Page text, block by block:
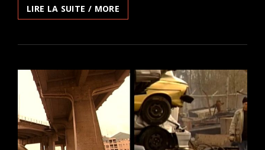
LIRE LA SUITE / MORE
CRÉATEURS
L’OUEST
31E
RENDEZ-
VOUS
CINÉMA
QUÉBÉCOIS
ET